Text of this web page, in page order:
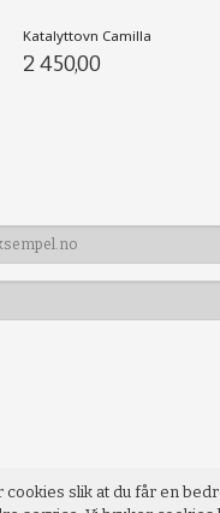
Katalyttovn Camilla
2 450,00
cookies slik at du får en